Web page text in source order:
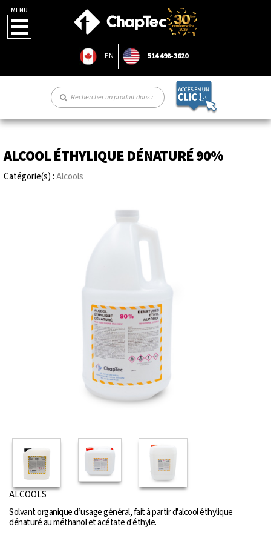
MENU
EN 514 498-3620
ALCOOL ÉTHYLIQUE DÉNATURÉ 90%
Catégorie(s) :Alcools
ALCOOLS
Solvant organique d’usage général, fait à partir d'alcool éthylique
dénaturé au méthanol et acétate d'éthyle.